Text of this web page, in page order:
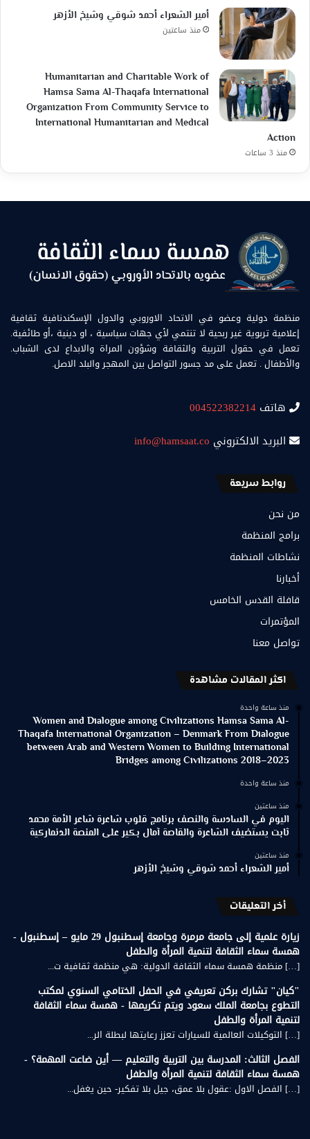
أمير الشعراء أحمد شوقي وشيخ الأزهر
منذ ساعتين
Humanitarian and Charitable Work of
Hamsa Sama Al-Thaqafa International
Organization From Community Service to
International Humanitarian and Medical
Action
منذ 3 ساعات
منظمة دولية وعضو في الاتحاد الاوروبي والدول الإسكندنافية ثقافية
إعلامية تربوية غير ربحية لا تنتمي لأي جهات سياسية ، او دينية ،أو طائفية.
تعمل في حقول التربية والثقافة وشؤون المراة والابداع لدى الشباب.
والأطفال . تعمل على مد جسور التواصل بين المهجر والبلد الاصل.
هاتف 004522382214
البريد الالكتروني info@hamsaat.co
روابط سريعة
من نحن
برامج المنظمة
نشاطات المنظمة
أخبارنا
قافلة القدس الخامس
المؤتمرات
تواصل معنا
اكثر المقالات مشاهدة
منذ ساعة واحدة
Women and Dialogue among Civilizations Hamsa Sama Al-
Thaqafa International Organization – Denmark From Dialogue
between Arab and Western Women to Building International
Bridges among Civilizations 2018–2023
منذ ساعة واحدة
منذ ساعتين
اليوم في السادسة والنصف برنامج قلوب شاعرة شاعر الأمة محمد
ثابت يستضيف الشاعرة والقاصة آمال بكير على المنصة الدنماركية
منذ ساعتين
أمير الشعراء أحمد شوقي وشيخ الأزهر
أخر التعليقات
زيارة علمية إلى جامعة مرمرة وجامعة إسطنبول 29 مايو – إسطنبول -
همسة سماء الثقافة لتنمية المرأة والطفل
[…] منظمة همسة سماء الثقافة الدولية: هي منظمة ثقافية ت...
"كيان" تشارك بركن تعريفي في الحفل الختامي السنوي لمكتب
التطوع بجامعة الملك سعود ويتم تكريمها - همسة سماء الثقافة
لتنمية المرأة والطفل
[…] التوكيلات العالمية للسيارات تعزز رعايتها لبطلة الر...
الفصل الثالث: المدرسة بين التربية والتعليم — أين ضاعت المهمة؟ -
همسة سماء الثقافة لتنمية المرأة والطفل
[…] الفصل الاول :عقول بلا عمق، جيل بلا تفكير- حين يغفل...